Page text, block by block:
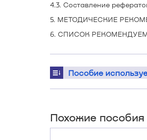
4.3. Составление
5. МЕТОДИЧЕСКИЕ
6. СПИСОК
Пособие
Похожие пособия